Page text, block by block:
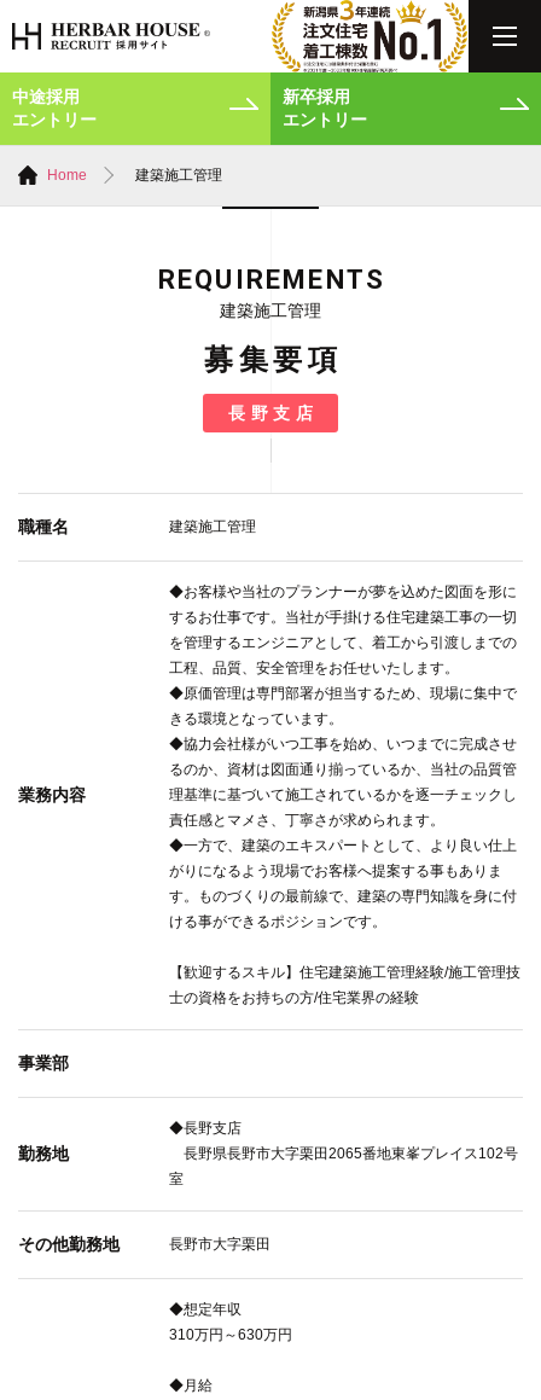
中途採用
エントリー
新卒採用
エントリー
Home 建築施工管理
REQUIREMENTS
建築施工管理
募集要項
長野支店
職種名 建築施工管理
業務内容
◆お客様や当社のプランナーが夢を込めた図面を形に
するお仕事です。当社が手掛ける住宅建築工事の一切
を管理するエンジニアとして、着工から引渡しまでの
工程、品質、安全管理をお任せいたします。
◆原価管理は専門部署が担当するため、現場に集中で
きる環境となっています。
◆協力会社様がいつ工事を始め、いつまでに完成させ
るのか、資材は図面通り揃っているか、当社の品質管
理基準に基づいて施工されているかを逐一チェックし
責任感とマメさ、丁寧さが求められます。
◆一方で、建築のエキスパートとして、より良い仕上
がりになるよう現場でお客様へ提案する事もありま
す。ものづくりの最前線で、建築の専門知識を身に付
ける事ができるポジションです。
【歓迎するスキル】住宅建築施工管理経験/施工管理技
士の資格をお持ちの方/住宅業界の経験
事業部
勤務地
◆長野支店
長野県長野市大字栗田2065番地東峯プレイス102号
室
その他勤務地 長野市大字栗田
◆想定年収
310万円～630万円
◆月給